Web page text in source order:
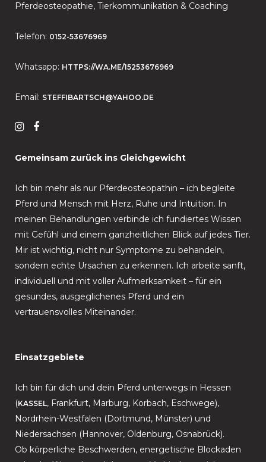
Pferdeosteopathie, Tierkommunikation & Coaching
Telefon: 0152-53676969
Whatsapp: HTTPS://WA.ME/15253676969
Email: STEFFIBARTSCH@YAHOO.DE
Gemeinsam zurück ins Gleichgewicht
Ich bin mehr als nur Pferdeosteopathin – ich begleite
Pferd und Mensch mit Herz, Ruhe und Intuition. In
meinen Behandlungen verbinde ich fundiertes Wissen
mit Gefühl und einem ganzheitlichen Blick auf jedes Tier.
Mir ist wichtig, nicht nur Symptome zu behandeln,
sondern echte Ursachen zu erkennen. Ich arbeite sanft,
individuell und mit voller Aufmerksamkeit – für ein
gesundes, ausgeglichenes Pferd und ein
vertrauensvolles Miteinander.
Einsatzgebiete
Ich bin für dich und dein Pferd unterwegs in Hessen
(KASSEL, Frankfurt, Marburg, Korbach, Eschwege),
Nordrhein-Westfalen (Dortmund, Münster) und
Niedersachsen (Hannover, Oldenburg, Osnabrück).
Ob körperliche Beschwerden, energetische Blockaden